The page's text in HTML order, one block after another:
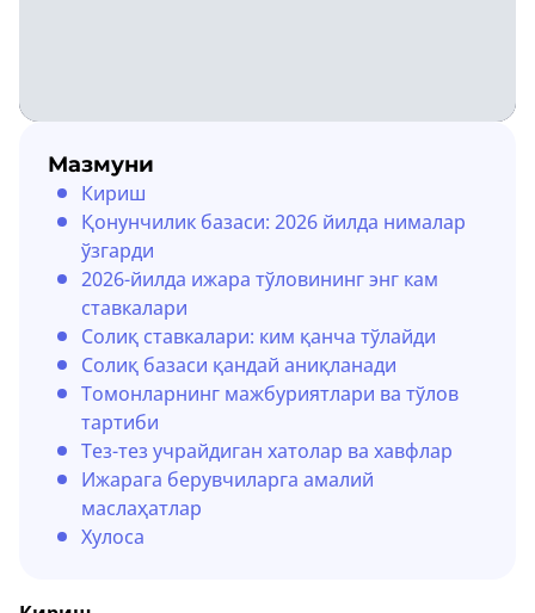
Мазмуни
Кириш
Қонунчилик базаси: 2026 йилда нималар
ўзгарди
2026-йилда ижара тўловининг энг кам
ставкалари
Солиқ ставкалари: ким қанча тўлайди
Солиқ базаси қандай аниқланади
Томонларнинг мажбуриятлари ва тўлов
тартиби
Тез-тез учрайдиган хатолар ва хавфлар
Ижарага берувчиларга амалий
маслаҳатлар
Хулоса